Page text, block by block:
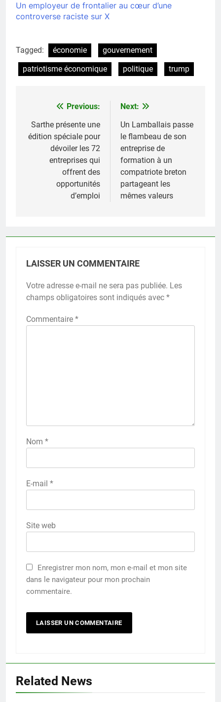
Un employeur de frontalier au cœur d’une
controverse raciste sur X
Tagged: économie
gouvernement
patriotisme économique
politique trump
Navigation
de
l’article
Previous:
Sarthe présente une
édition spéciale pour
dévoiler les 72
entreprises qui
offrent des
opportunités
d’emploi
Next:
Un Lamballais passe
le flambeau de son
entreprise de
formation à un
compatriote breton
partageant les
mêmes valeurs
LAISSER UN COMMENTAIRE
Votre adresse e-mail ne sera pas publiée. Les
champs obligatoires sont indiqués avec *
Commentaire *
Nom *
E-mail *
Site web
Enregistrer mon nom, mon e-mail et mon site
dans le navigateur pour mon prochain
commentaire.
Related News